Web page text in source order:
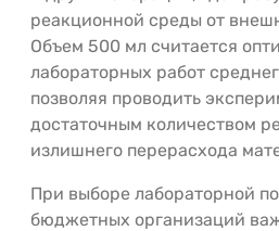
реакционной среды от
Объем 500 мл считается
лабораторных работ
позволяя проводить
достаточным количеством
излишнего перерасхода
При выборе лабораторной
бюджетных организаций